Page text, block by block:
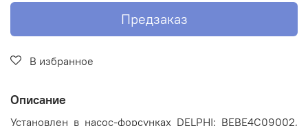
Предзаказ
В избранное
Описание
Установлен в насос-форсунках DELPHI: BEBE4C09002,